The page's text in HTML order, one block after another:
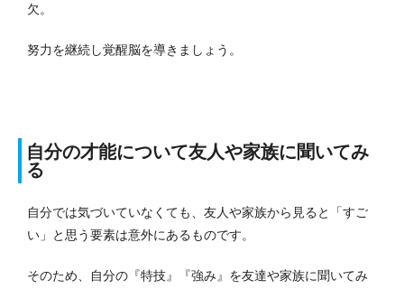
欠。
努力を継続し覚醒脳を導きましょう。
自分の才能について友人や家族に聞いてみ
る
自分では気づいていなくても、友人や家族から見ると「すご
い」と思う要素は意外にあるものです。
そのため、自分の『特技』『強み』を友達や家族に聞いてみ